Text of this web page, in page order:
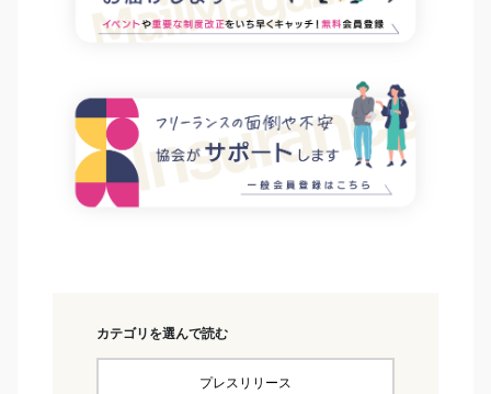
カテゴリを選んで読む
プレスリリース